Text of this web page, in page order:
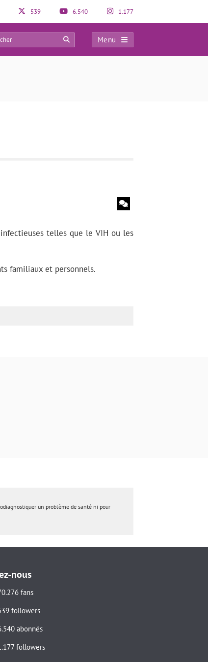
539 6.540 1.177
Menu
0
telles que le VIH ou les
familiaux et personnels.
un problème de santé ni pour
nous
fans
followers
abonnés
followers